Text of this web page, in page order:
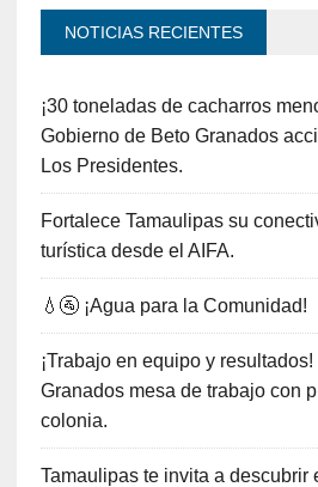
NOTICIAS RECIENTES
¡30 toneladas de cacharros
Gobierno de Beto Granados
Los Presidentes.
Fortalece Tamaulipas su
turística desde el AIFA.
💧🚰 ¡Agua para la Comunidad!
¡Trabajo en equipo y
Granados mesa de trabajo con
colonia.
Tamaulipas te invita a descubrir